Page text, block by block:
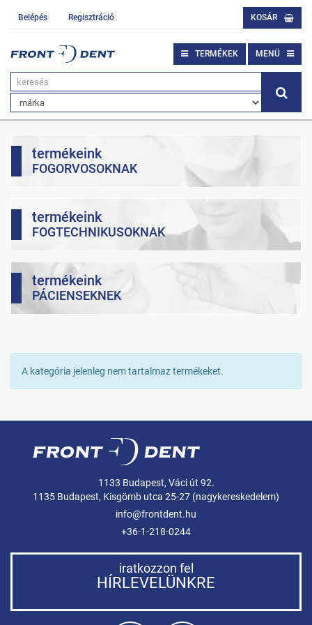
Belépés Regisztráció KOSÁR
TERMÉKEK MENÜ
termékeink
FOGORVOSOKNAK
termékeink
FOGTECHNIKUSOKNAK
termékeink
PÁCIENSEKNEK
A kategória jelenleg nem tartalmaz termékeket.
1133 Budapest, Váci út 92.
1135 Budapest, Kisgömb utca 25-27 (nagykereskedelem)
info@frontdent.hu
+36-1-218-0244
iratkozzon fel
HÍRLEVELÜNKRE